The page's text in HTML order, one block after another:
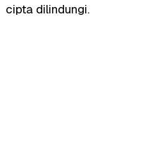
cipta dilindungi.